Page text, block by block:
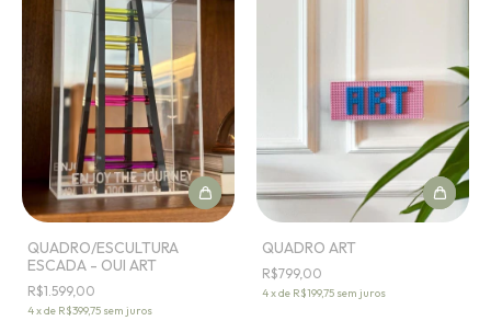
QUADRO/ESCULTURA
ESCADA - OUI ART
R$1.599,00
4xde R$399,75 sem juros
QUADRO ART
R$799,00
4xde R$199,75 sem juros